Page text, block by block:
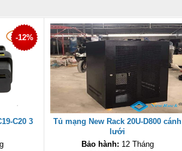
-12%
C20 3
Tủ mạng New Rack 20U-D800 cánh
lưới
Bảo hành: 12 Tháng